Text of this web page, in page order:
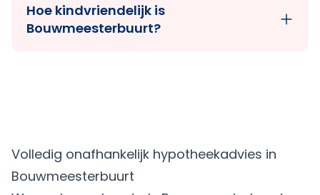
Hoe kindvriendelijk is
Bouwmeesterbuurt?
Volledig onafhankelijk hypotheekadvies in
Bouwmeesterbuurt